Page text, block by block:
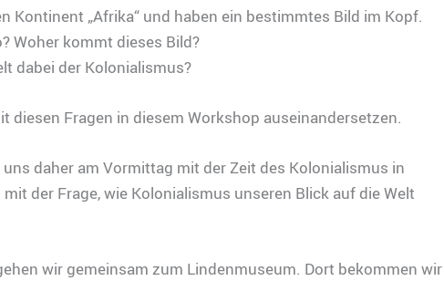
Kontinent „Afrika“ und haben ein bestimmtes Bild im Kopf.
Woher kommt dieses Bild?
dabei der Kolonialismus?
diesen Fragen in diesem Workshop auseinandersetzen.
daher am Vormittag mit der Zeit des Kolonialismus in
der Frage, wie Kolonialismus unseren Blick auf die Welt
wir gemeinsam zum Lindenmuseum. Dort bekommen wir